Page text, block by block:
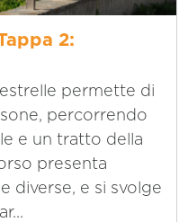
2:
permette di
percorrendo
e un tratto della
presenta
diverse, e si svolge